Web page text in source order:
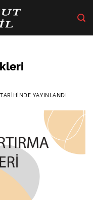
TARIHINDE YAYINLANDI